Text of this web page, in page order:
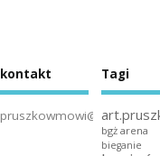
kontakt
pruszkowmowi@gmail.com
Tagi
bgż arena
bieganie